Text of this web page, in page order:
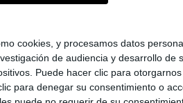
cookies, y procesamos datos
de audiencia y desarrollo de
Puede hacer clic para
para denegar su consentimiento o